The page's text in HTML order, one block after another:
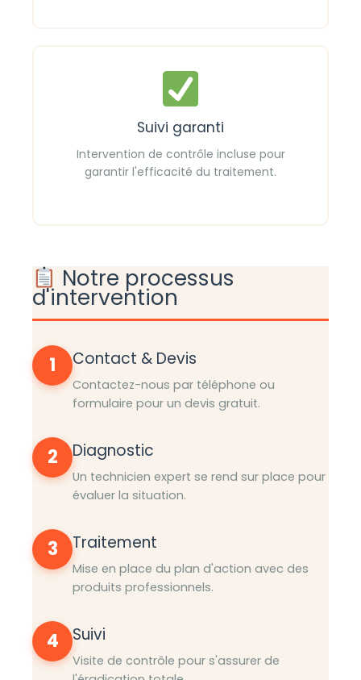
Suivi garanti
Intervention de contrôle incluse pour
garantir l'efficacité du traitement.
Notre processus
d'intervention
1 Contact & Devis
Contactez-nous par téléphone ou
formulaire pour un devis gratuit.
2 Diagnostic
Un technicien expert se rend sur place pour
évaluer la situation.
3 Traitement
Mise en place du plan d'action avec des
produits professionnels.
4 Suivi
Visite de contrôle pour s'assurer de